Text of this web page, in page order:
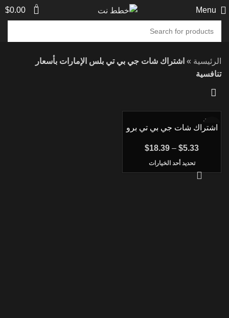
Menu
0
$0.00
الرئيسية » اشتراك شات جي بي تي بلس الإمارات بأسعار
تنافسية
-50%
اشتراك شات جي بي تي برو
$5.33
–
$18.39
تحديد أحد الخيارات